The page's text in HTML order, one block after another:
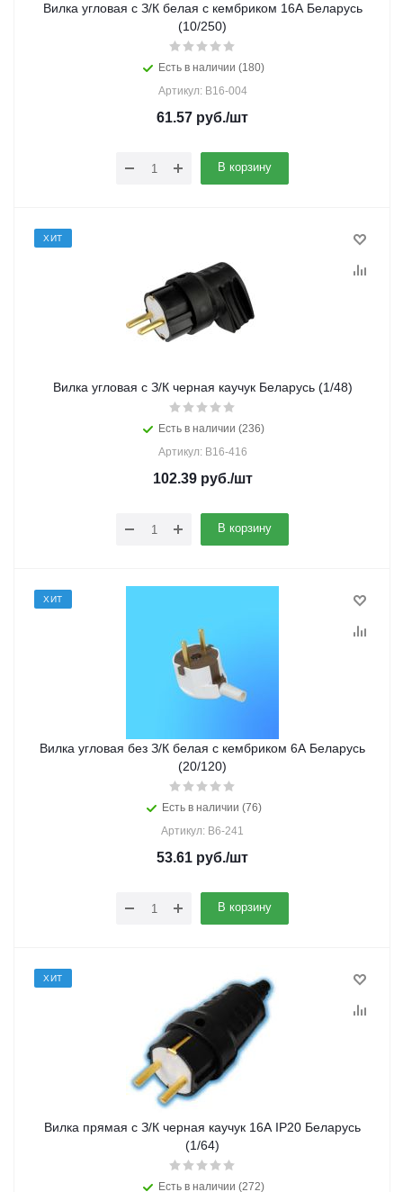
Вилка угловая с З/К белая с кембриком 16А Беларусь
(10/250)
Есть в наличии (180)
Артикул: В16-004
61.57 руб./шт
В корзину
ХИТ
Вилка угловая с З/К черная каучук Беларусь (1/48)
Есть в наличии (236)
Артикул: В16-416
102.39руб./шт
В корзину
ХИТ
Вилка угловая без З/К белая с кембриком 6А Беларусь
(20/120)
Есть в наличии (76)
Артикул: В6-241
53.61 руб./шт
В корзину
ХИТ
Вилка прямая с З/К черная каучук 16А IP20 Беларусь
(1/64)
Есть в наличии (272)